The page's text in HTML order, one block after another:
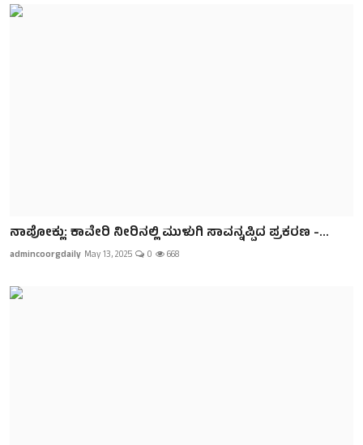
ನಾಪೋಕ್ಲು: ಕಾವೇರಿ ನೀರಿನಲ್ಲಿ ಮುಳುಗಿ ಸಾವನ್ನಪ್ಪಿದ ಪ್ರಕರಣ -...
admincoorgdaily May 13, 2025 0 668